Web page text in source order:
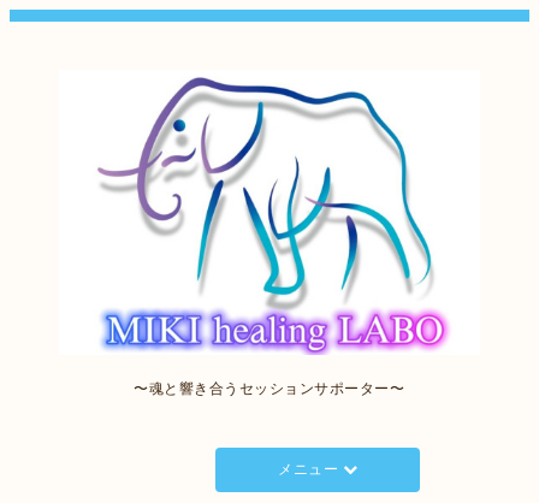
〜魂と響き合うセッションサポーター〜
メニュー